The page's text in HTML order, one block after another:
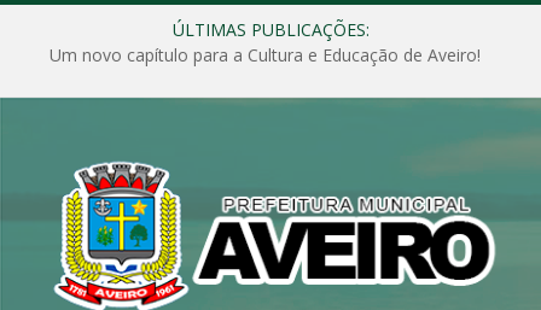
ÚLTIMAS PUBLICAÇÕES:
Um novo capítulo para a Cultura e Educação de Aveiro!